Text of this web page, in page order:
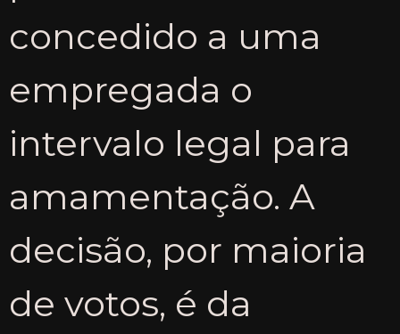
concedido a uma
empregada o
intervalo legal para
amamentação. A
decisão, por maioria
de votos, é da